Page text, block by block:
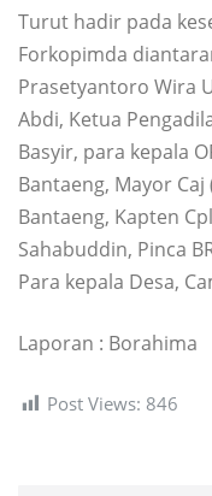
Turut hadir pada
Forkopimda
Prasetyantoro Wira
Abdi, Ketua
Basyir, para kepala
Bantaeng, Mayor
Bantaeng, Kapten
Sahabuddin, Pinca
Para kepala Desa,
Laporan : Borahima
Post Views: 846